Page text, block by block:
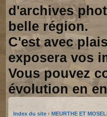
d'archives
belle région.
C'est avec
exposera vos
Vous pouvez
évolution en
Index du site ‹ MEURTHE ET